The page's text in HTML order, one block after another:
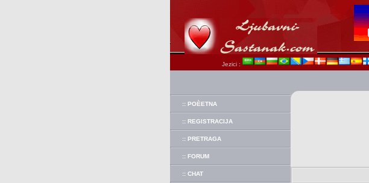
Jezici :
:: POÈETNA
:: REGISTRACIJA
:: PRETRAGA
:: FORUM
:: CHAT